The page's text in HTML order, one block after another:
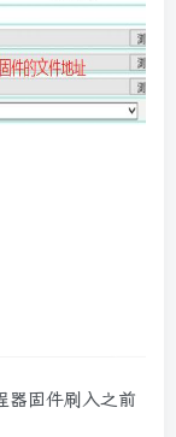
器固件刷入之前